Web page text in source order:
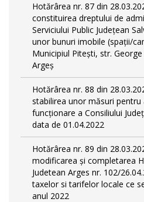
Hotărârea nr. 87 din
constituirea dreptului de
Serviciului Public Județean
unor bunuri imobile (spații/
Municipiul Pitești, str.
Argeș
Hotărârea nr. 88 din
stabilirea unor măsuri
funcționare a Consiliului
data de 01.04.2022
Hotărârea nr. 89 din
modificarea și completarea
Judetean Arges nr. 102/
taxelor si tarifelor locale ce
anul 2022